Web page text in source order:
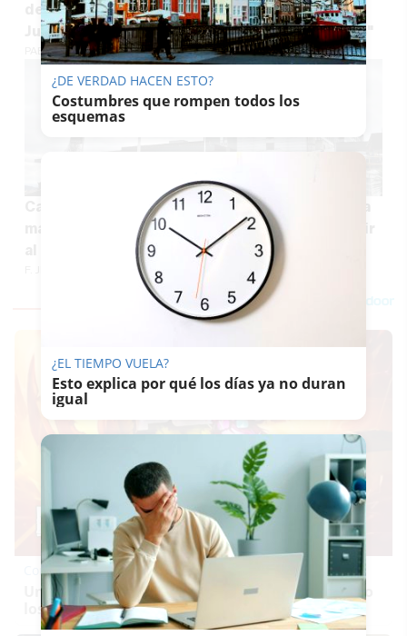
de un hombre para Instituto de la Mujer de la
Junta en Sevilla: "Moreno se ríe de las víctimas"
PABLO FDEZ. QUINTANILLA
Caso del bebé hallado en un armario en Sada: la
madre de 25 años negó estar embarazada tras ir
al hospital con una fuerte hemorragia
Corepunk MMORPG
Un verdadero MMORPG de la vieja escuela ¡Cómo
los de antes, pero mejor!
¿DE VERDAD HACEN ESTO?
Costumbres que rompen todos los
esquemas
¿EL TIEMPO VUELA?
Esto explica por qué los días ya no duran
igual